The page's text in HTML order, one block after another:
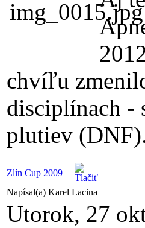
chvíľu
disciplínach -
plutiev
Zlín Cup 2009
Napísal(a) Karel Lacina
Utorok, 27